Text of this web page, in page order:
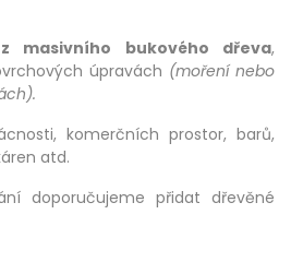
z masivního bukového dřeva,
úpravách (moření nebo
komerčních prostor, barů,
atd.
doporučujeme přidat dřevěné